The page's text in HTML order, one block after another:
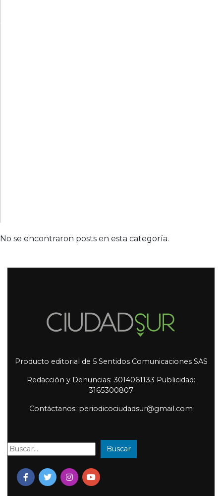
No se encontraron posts en esta categoría.
Producto editorial de 5 Sentidos Comunicaciones SAS
Redacción y Denuncias: 3014061133 Publicidad:
3165300807
Contáctanos: periodicociudadsur@gmail.com
Buscar: Buscar